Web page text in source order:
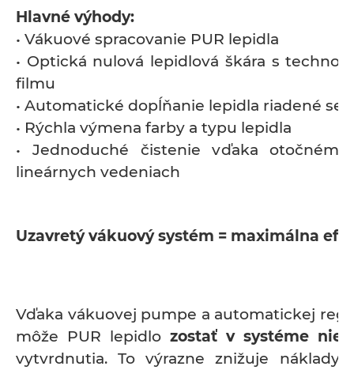
Hlavné výhody:
• Vákuové spracovanie PUR lepidla
• Optická nulová lepidlová škára s
filmu
• Automatické dopĺňanie lepidla riadené
• Rýchla výmena farby a typu lepidla
• Jednoduché čistenie vďaka
lineárnych vedeniach
Uzavretý vákuový systém = maximálna
Vďaka vákuovej pumpe a automatickej
môže PUR lepidlo zostať v systéme
vytvrdnutia. To výrazne znižuje náklady